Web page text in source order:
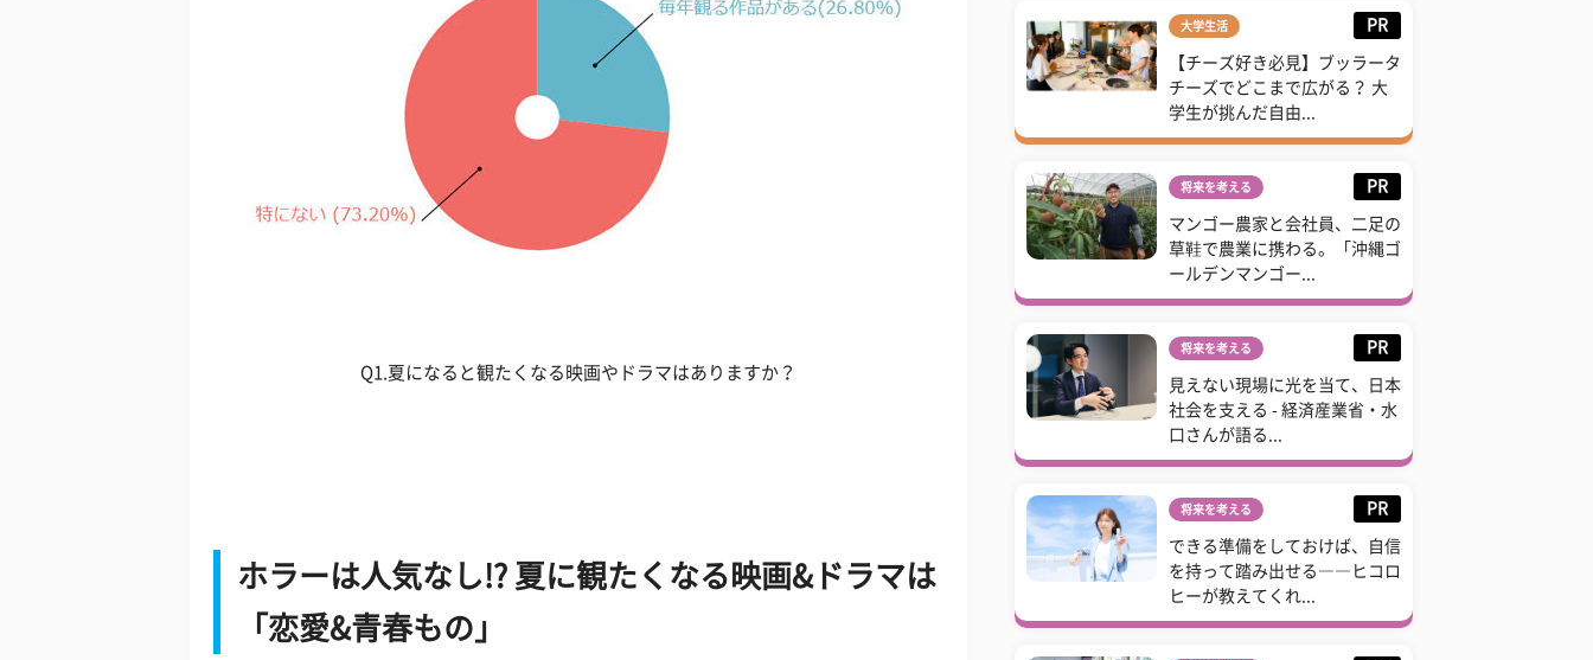
Q1.夏になると観たくなる映画やドラマはありますか？
ホラーは人気なし!? 夏に観たくなる映画&ドラマは
「恋愛&青春もの」
大学生活 PR
【チーズ好き必見】ブッラータ
チーズでどこまで広がる？ 大
学生が挑んだ自由...
将来を考える PR
マンゴー農家と会社員、二足の
草鞋で農業に携わる。「沖縄ゴ
ールデンマンゴー...
将来を考える PR
見えない現場に光を当て、日本
社会を支える - 経済産業省・水
口さんが語る...
将来を考える PR
できる準備をしておけば、自信
を持って踏み出せる――ヒコロ
ヒーが教えてくれ...